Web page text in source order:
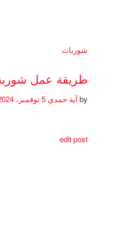
شوربات
طريقة عمل
byآية حمدي
edit post